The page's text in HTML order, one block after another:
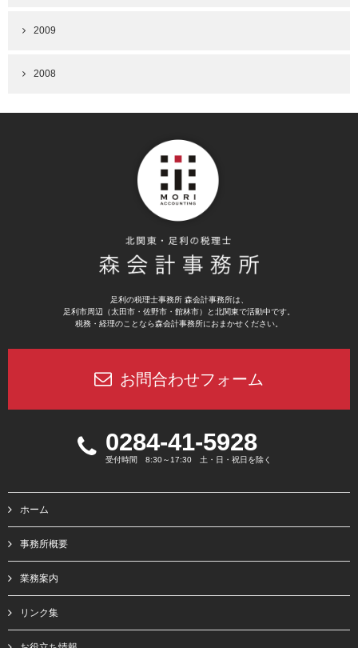
2009
2008
足利の税理士事務所 森会計事務所は、
足利市周辺（太田市・佐野市・館林市）と北関東で活動中です。
税務・経理のことなら森会計事務所におまかせください。
お問合わせフォーム
0284-41-5928
受付時間 8:30～17:30 土・日・祝日を除く
ホーム
事務所概要
業務案内
リンク集